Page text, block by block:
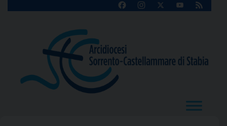
FacebookInstagram
X
YouTube
Feed